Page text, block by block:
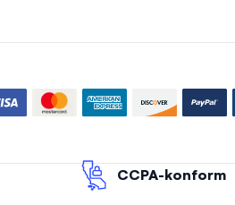
CCPA-konform